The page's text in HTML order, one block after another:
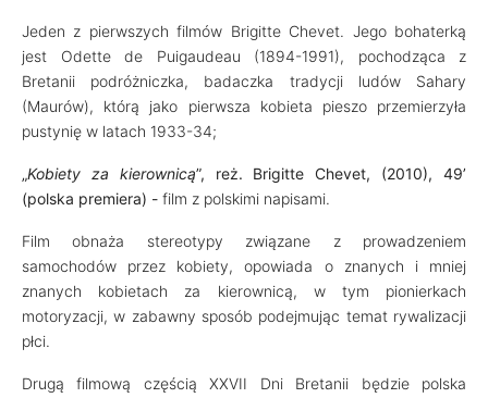
Jeden z pierwszych filmów Brigitte Chevet. Jego bohaterką
jest Odette de Puigaudeau (1894-1991), pochodząca z
Bretanii podróżniczka, badaczka tradycji ludów Sahary
(Maurów), którą jako pierwsza kobieta pieszo przemierzyła
pustynię w latach 1933-34;
„Kobiety za kierownicą”, reż. Brigitte Chevet, (2010), 49’
(polska premiera) - film z polskimi napisami.
Film obnaża stereotypy związane z prowadzeniem
samochodów przez kobiety, opowiada o znanych i mniej
znanych kobietach za kierownicą, w tym pionierkach
motoryzacji, w zabawny sposób podejmując temat rywalizacji
płci.
Drugą filmową częścią XXVII Dni Bretanii będzie polska